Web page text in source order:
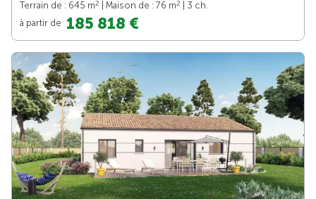
Terrain de : 645 m2 | Maison de : 76 m2
| 3 ch.
à partir de 185 818 €